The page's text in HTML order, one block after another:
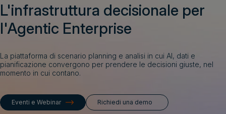
Clienti
Piattaforma
Azienda
L'infrastruttura decisionale per
l'Agentic Enterprise
La piattaforma di scenario planning e analisi in cui AI, dati e
pianificazione convergono per prendere le decisioni giuste, nel
momento in cui contano.
Eventi e Webinar Richiedi una demo